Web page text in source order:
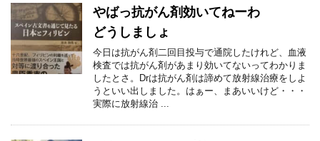
やばっ抗がん剤効いてねーわ
どうしましょ
今日は抗がん剤二回目投与で通院したけれど、血液
検査では抗がん剤があまり効いてないってわかりま
したとさ。Drは抗がん剤は諦めて放射線治療をしよ
うといい出しました。はぁー、まあいいけど・・・
実際に放射線治 ...